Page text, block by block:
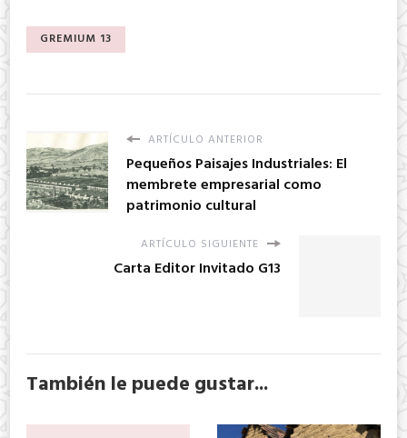
GREMIUM 13
ARTÍCULO ANTERIOR
Pequeños Paisajes Industriales: El
membrete empresarial como
patrimonio cultural
ARTÍCULO SIGUIENTE
Carta Editor Invitado G13
También le puede gustar...